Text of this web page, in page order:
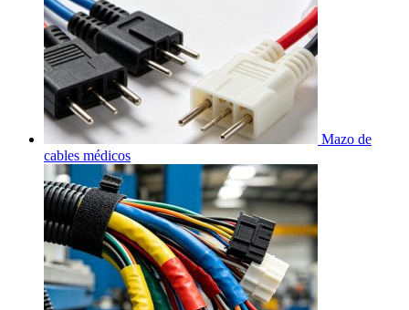
Mazo de
cables médicos